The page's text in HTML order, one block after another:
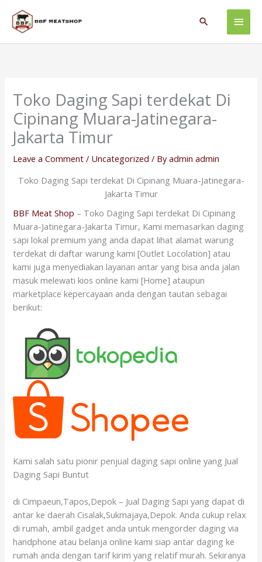
content
Main
Search
Toko Daging Sapi terdekat Di
Cipinang Muara-Jatinegara-
Jakarta Timur
Leave a Comment / Uncategorized / Byadmin admin
Toko Daging Sapi terdekat Di Cipinang Muara-Jatinegara-
Jakarta Timur
BBF Meat Shop – Toko Daging Sapi terdekat Di Cipinang
Muara-Jatinegara-Jakarta Timur, Kami memasarkan daging
sapi lokal premium yang anda dapat lihat alamat warung
terdekat di daftar warung kami [Outlet Locolation] atau
kami juga menyediakan layanan antar yang bisa anda jalan
masuk melewati kios online kami [Home] ataupun
marketplace kepercayaan anda dengan tautan sebagai
berikut:
Kami salah satu pionir penjual daging sapi online yang Jual
Daging Sapi Buntut
di Cimpaeun,Tapos,Depok – Jual Daging Sapi yang dapat di
antar ke daerah Cisalak,Sukmajaya,Depok. Anda cukup relax
di rumah, ambil gadget anda untuk mengorder daging via
handphone atau belanja online kami siap antar daging ke
rumah anda dengan tarif kirim yang relatif murah. Sekiranya